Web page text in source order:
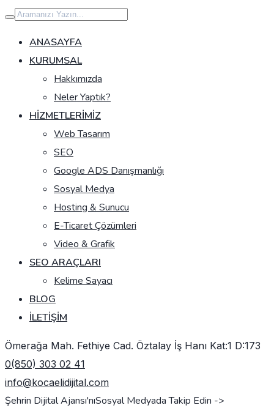
İçeriğe
geç
ANASAYFA
KURUMSAL
Hakkımızda
Neler Yaptık?
HIZMETLERIMIZ
Web Tasarım
SEO
Google ADS Danışmanlığı
Sosyal Medya
Hosting & Sunucu
E-Ticaret Çözümleri
Video & Grafik
SEO ARAÇLARI
Kelime Sayacı
BLOG
İLETIŞIM
Ömerağa Mah. Fethiye Cad. Öztalay İş Hanı Kat:1 D:173
0(850) 303 02 41
info@kocaelidijital.com
Şehrin Dijital Ajansı'nıSosyal Medyada Takip Edin ->